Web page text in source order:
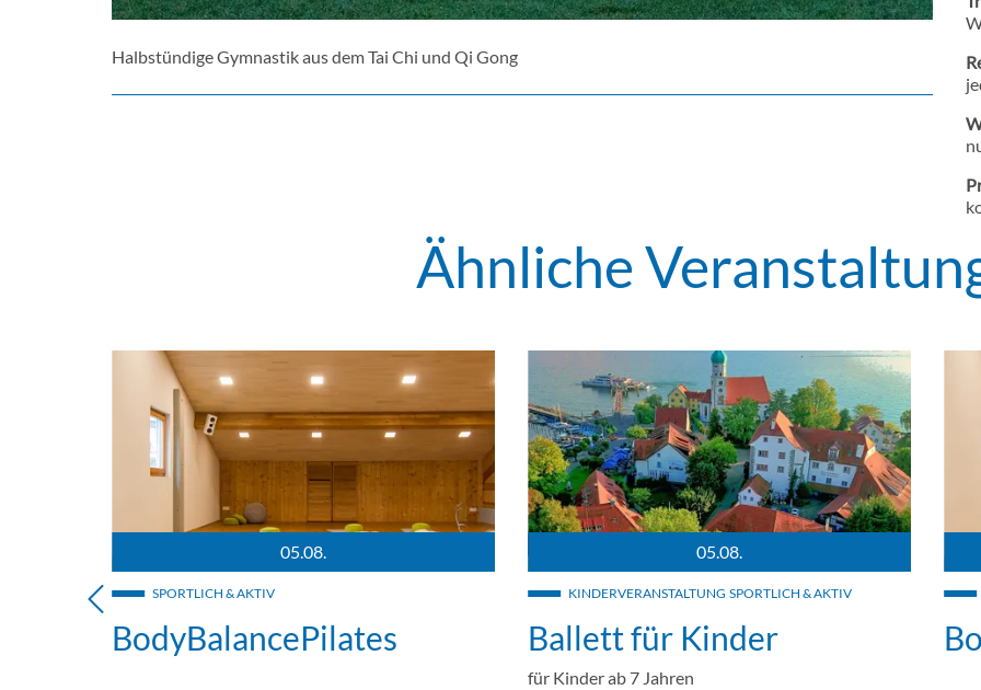
Halbstündige Gymnastik aus dem Tai Chi und Qi Gong
Ähnliche
und Umgebung. Im Hintergrund der Bodensee sowie die Berge
05.08.
SPORTLICH & AKTIV
BodyBalancePilates
Luftaufnahme der Halbinsel in Wasserburg. Umringt vom
05.08.
KINDERVERANSTALTUNG SPORTLICH & AKTIV
Ballett für Kinder
für Kinder ab 7 Jahren
Ein